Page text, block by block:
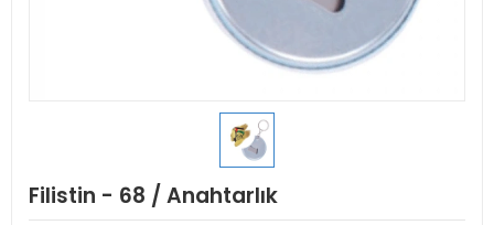
Filistin - 68 / Anahtarlık